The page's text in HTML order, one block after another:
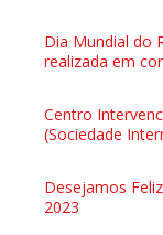
Dia Mundial do
realizada em
Centro
(Sociedade
Desejamos
2023